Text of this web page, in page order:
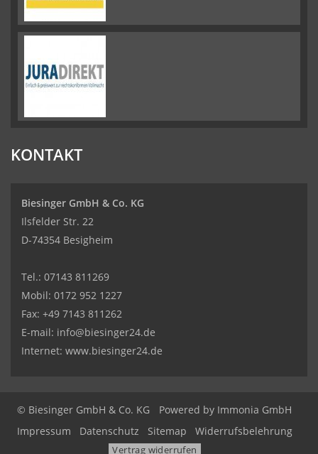
KONTAKT
Biesinger GmbH & Co. KG
Ilsfelder Str. 22
D-74354 Besigheim
Tel.: 07143 811269
Mobil: 0172 952 1227
Fax: +49 7143 811262
E-mail: info@biesinger24.de
Internet: www.biesinger24.de
© Biesinger GmbH & Co. KG Powered by Immonia GmbH
Impressum
Datenschutz Sitemap Widerrufsbelehrung
Vertrag widerrufen